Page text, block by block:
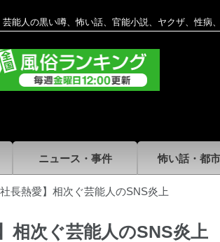
能人の黒い噂、怖い話、官能小説、ヤクザ、性病
ニュース・事件 怖い話・都
長熱愛】相次ぐ芸能人のSNS炎上
相次ぐ芸能人のSNS炎上